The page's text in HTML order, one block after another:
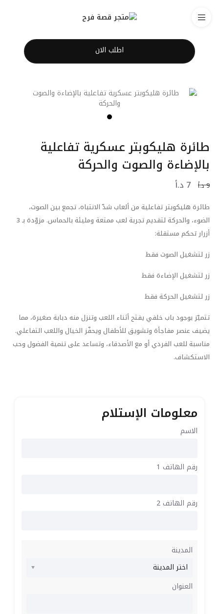
اطلب الان
طائرة هليكوبتر عسكرية تفاعلية
بالإضاءة والصوت والحركة
9د.أ 7 د.أ
طائرة هليكوبتر تفاعلية من ألعاب شدّ الانتباه، تجمع بين الصوت،
الضوء، والحركة لتقديم تجربة لعب ممتعة ومليئة بالحماس. مزوّدة بـ 3
أزرار تحكم مستقلة:
زر لتشغيل الصوت فقط
زر لتشغيل الإضاءة فقط
زر لتشغيل الحركة فقط
تتميّز بوجود باب خلفي يفتح أثناء اللعب وتنزل منه دبابة صغيرة، مما
يضيف عنصر مفاجأة وتشويق للأطفال ويحفّز الخيال واللعب التفاعلي.
مناسبة للعب الفردي أو مع الأصدقاء، وتساعد على تنمية الفضول وحب
الاستكشاف.
معلومات الإستلام
الاسم
رقم الهاتف 1
رقم الهاتف 2
المدينة
العنوان